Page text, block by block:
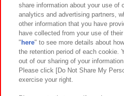
ぷにゅる わんわんシリコンスクイー
2026年6月第2週～登場
呪
‐
share information about your use of
analytics and advertising partners,
other information that you have
have collected from your use of
" here" to see more details about
the retention period of each cookie.
out of our sharing of your
Please click [Do Not Share My
exercise your right.